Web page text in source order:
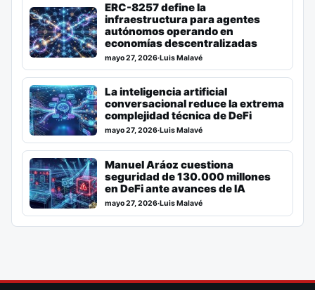
ERC-8257 define la
infraestructura para agentes
autónomos operando en
economías descentralizadas
mayo 27, 2026·Luis Malavé
La inteligencia artificial
conversacional reduce la extrema
complejidad técnica de DeFi
mayo 27, 2026·Luis Malavé
Manuel Aráoz cuestiona
seguridad de 130.000 millones
en DeFi ante avances de IA
mayo 27, 2026·Luis Malavé